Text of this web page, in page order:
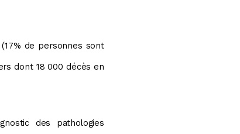
de personnes sont
dont 18 000 décès en
des pathologies